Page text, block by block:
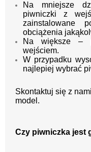
Na mniejsze
piwniczki z
zainstalowane
obciążenia
Na większe –
wejściem.
W przypadku
najlepiej wybrać
Skontaktuj się z
model.
Czy piwniczka jest